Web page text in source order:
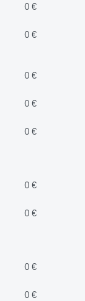
0 €
0 €
0 €
0 €
0 €
0 €
0 €
0 €
0 €